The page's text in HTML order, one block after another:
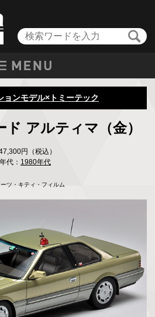
ョンモデル×トミーテック
アルティマ（金）
円（税込）
代： 1980年代
ツ・キティ・フィルム